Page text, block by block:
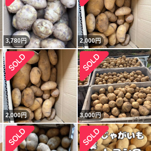
いいね！
3,780円 2,000円
2,000円 3,000円